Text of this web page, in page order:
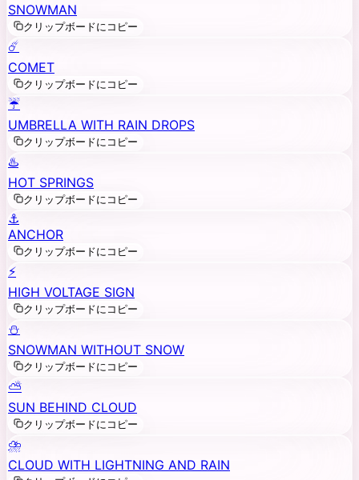
SNOWMAN
クリップボードにコピー
☄️
COMET
クリップボードにコピー
☔
UMBRELLA WITH RAIN DROPS
クリップボードにコピー
♨️
HOT SPRINGS
クリップボードにコピー
⚓
ANCHOR
クリップボードにコピー
⚡
HIGH VOLTAGE SIGN
クリップボードにコピー
⛄
SNOWMAN WITHOUT SNOW
クリップボードにコピー
⛅
SUN BEHIND CLOUD
クリップボードにコピー
⛈️
CLOUD WITH LIGHTNING AND RAIN